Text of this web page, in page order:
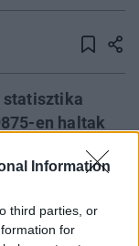
Information
third parties, or
for
statisztika
en haltak
betegségben.
917
csökkent: